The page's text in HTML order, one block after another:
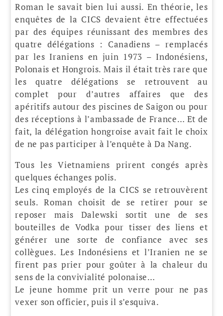
Roman le savait bien lui aussi. En théorie, les
enquêtes de la CICS devaient être effectuées
par des équipes réunissant des membres des
quatre délégations : Canadiens – remplacés
par les Iraniens en juin 1973 – Indonésiens,
Polonais et Hongrois. Mais il était très rare que
les quatre délégations se retrouvent au
complet pour d’autres affaires que des
apéritifs autour des piscines de Saigon ou pour
des réceptions à l’ambassade de France… Et de
fait, la délégation hongroise avait fait le choix
de ne pas participer à l’enquête à Da Nang.
Tous les Vietnamiens prirent congés après
quelques échanges polis.
Les cinq employés de la CICS se retrouvèrent
seuls. Roman choisit de se retirer pour se
reposer mais Dalewski sortit une de ses
bouteilles de Vodka pour tisser des liens et
générer une sorte de confiance avec ses
collègues. Les Indonésiens et l’Iranien ne se
firent pas prier pour goûter à la chaleur du
sens de la convivialité polonaise…
Le jeune homme prit un verre pour ne pas
vexer son officier, puis il s’esquiva.